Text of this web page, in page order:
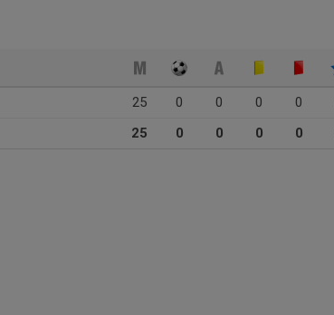
25 0 0 0 0
25 0 0 0 0